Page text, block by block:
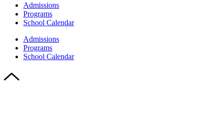
Admissions
Programs
School Calendar
Admissions
Programs
School Calendar